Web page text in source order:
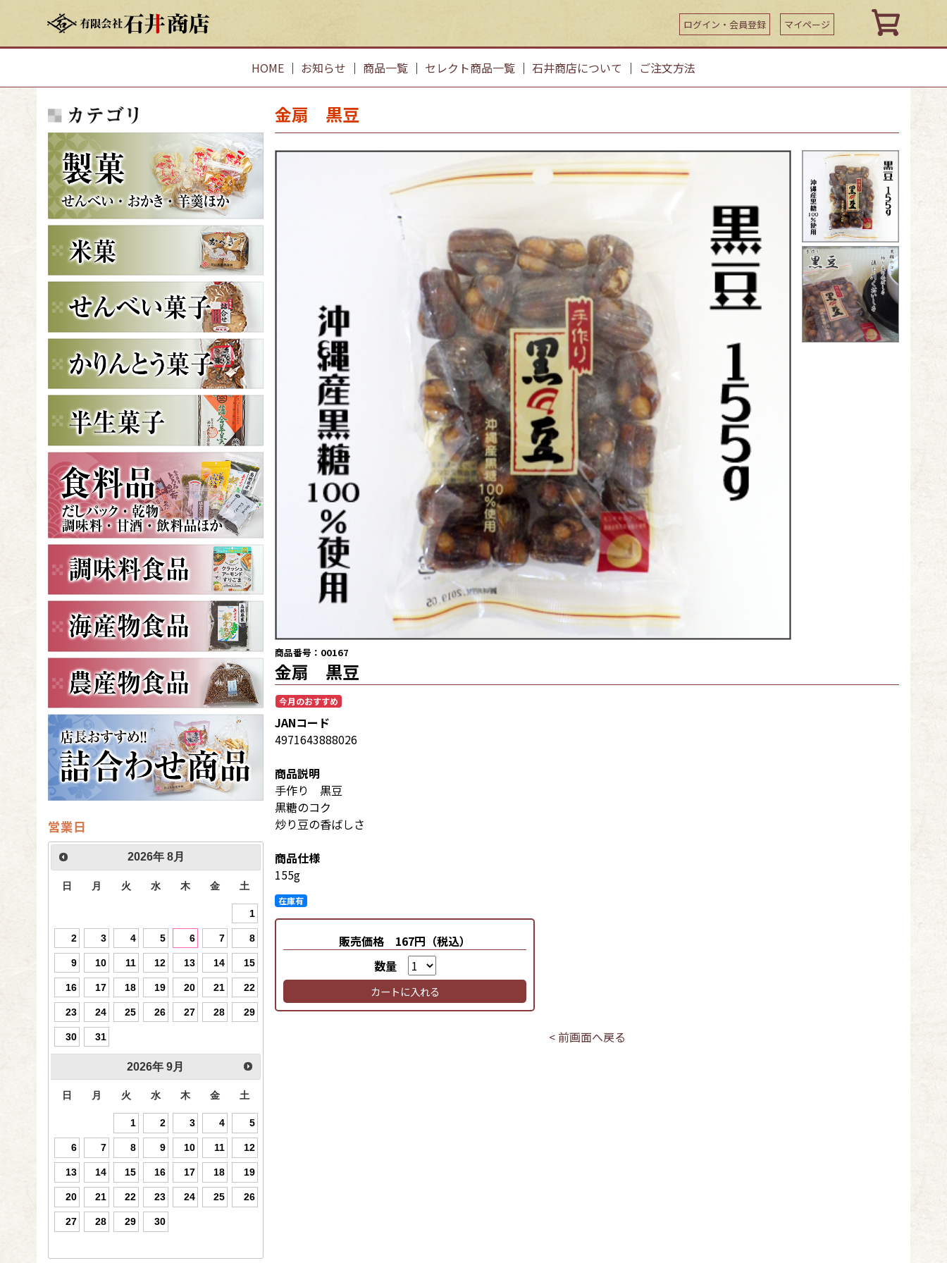
ログイン・会員登録 マイページ
HOME ｜ お知らせ ｜ 商品一覧 ｜ セレクト商品一覧 ｜ 石井商店について ｜ ご注文方法
金扇 黒豆
商品番号：00167
金扇 黒豆
今月のおすすめ
JANコード
4971643888026
商品説明
手作り 黒豆
黒糖のコク
炒り豆の香ばしさ
商品仕様
155g
在庫有
販売価格 167円（税込）
数量
カートに入れる
< 前画面へ戻る
営業日
2026年 8月
日 月 火 水 木 金 土
1
2 3 4 5 6 7 8
9 10 11 12 13 14 15
16 17 18 19 20 21 22
23 24 25 26 27 28 29
30 31
2026年 9月
日 月 火 水 木 金 土
1 2 3 4 5
6 7 8 9 10 11 12
13 14 15 16 17 18 19
20 21 22 23 24 25 26
27 28 29 30